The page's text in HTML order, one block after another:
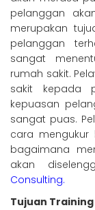
pelanggan
merupakan
pelanggan
sangat
rumah sakit.
sakit kepada
kepuasan
sangat puas.
cara
bagaimana
akan
Consulting.
Tujuan Training